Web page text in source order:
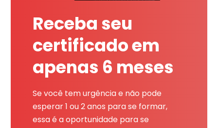
Receba seu
certificado em
apenas 6 meses
Se você tem urgência e não pode
esperar 1 ou 2 anos para se formar,
essa é a oportunidade para se